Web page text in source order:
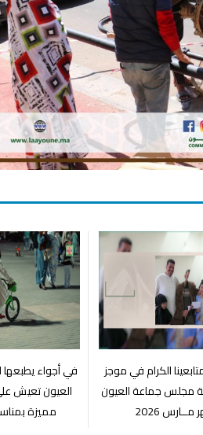
الكرام في موجز
مجلس جماعة العيون
2026
في أجواء يطبعها
العيون تعيش
مميزة